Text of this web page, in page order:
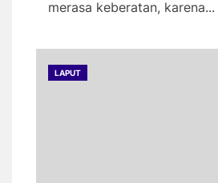
merasa keberatan, karena...
LAPUT